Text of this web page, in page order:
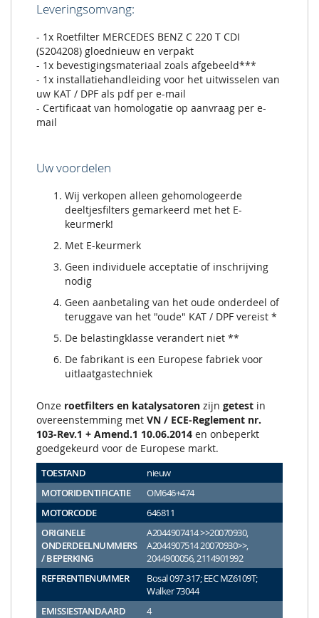
Leveringsomvang:
- 1x Roetfilter MERCEDES BENZ C 220 T CDI
(S204208) gloednieuw en verpakt
- 1x bevestigingsmateriaal zoals afgebeeld***
- 1x installatiehandleiding voor het uitwisselen van
uw KAT / DPF als pdf per e-mail
- Certificaat van homologatie op aanvraag per e-
mail
Uw voordelen
Wij verkopen alleen gehomologeerde
deeltjesfilters gemarkeerd met het E-
keurmerk!
Met E-keurmerk
Geen individuele acceptatie of inschrijving
nodig
Geen aanbetaling van het oude onderdeel of
teruggave van het "oude" KAT / DPF vereist *
De belastingklasse verandert niet **
De fabrikant is een Europese fabriek voor
uitlaatgastechniek
Onze roetfilters en katalysatoren zijn getest in
overeenstemming met VN / ECE-Reglement nr.
103-Rev.1 + Amend.1 10.06.2014 en onbeperkt
goedgekeurd voor de Europese markt.
TOESTAND
nieuw
MOTORIDENTIFICATIE
OM646+474
MOTORCODE
646811
ORIGINELE
ONDERDEELNUMMERS
/ BEPERKING
A2044907414 >>20070930,
A2044907514 20070930>>,
2044900056, 2114901992
REFERENTIENUMMER
Bosal 097-317; EEC MZ6109T;
Walker 73044
EMISSIESTANDAARD
4